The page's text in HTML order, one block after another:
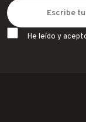
He leído y